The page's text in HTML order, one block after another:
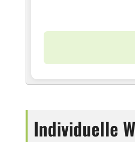
Individuelle